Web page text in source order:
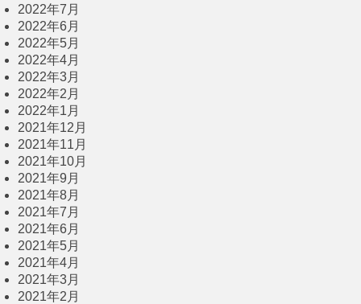
2022年7月
2022年6月
2022年5月
2022年4月
2022年3月
2022年2月
2022年1月
2021年12月
2021年11月
2021年10月
2021年9月
2021年8月
2021年7月
2021年6月
2021年5月
2021年4月
2021年3月
2021年2月